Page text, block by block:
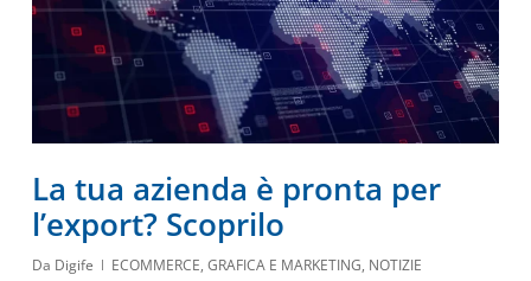
La tua azienda è pronta per
l’export? Scoprilo
Da Digife ECOMMERCE, GRAFICA E MARKETING, NOTIZIE